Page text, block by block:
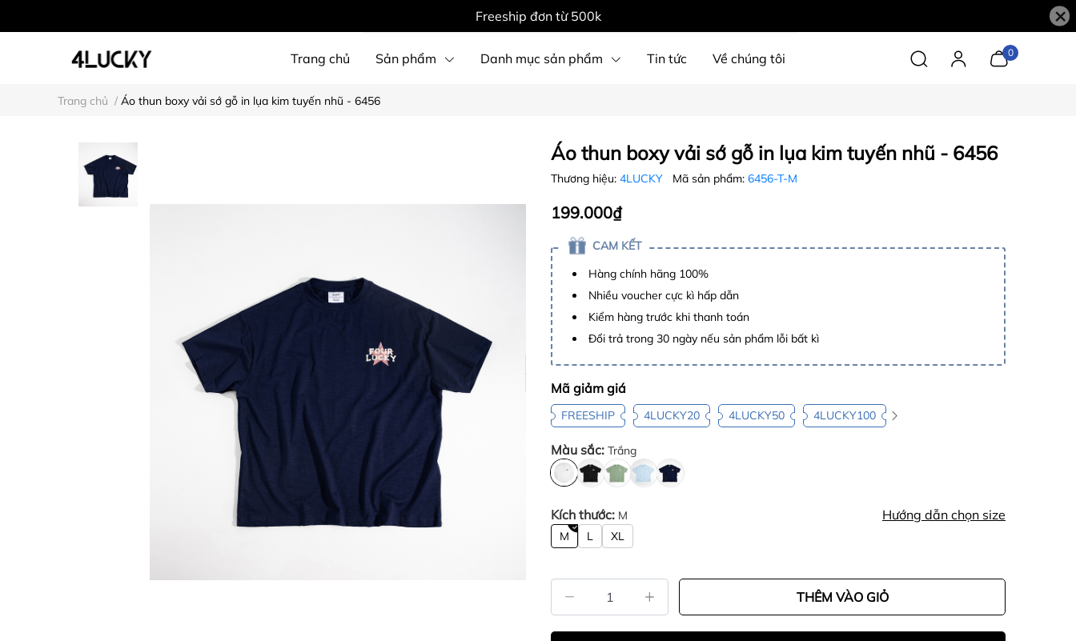
Freeship đơn từ 500k ×
Trang chủ Sản phẩm Danh mục sản phẩm Tin tức Về chúng tôi 0
Trang chủ / Áo thun boxy vải sớ gỗ in lụa kim tuyến nhũ - 6456
Áo thun boxy vải sớ gỗ in lụa kim tuyến nhũ - 6456
Thương hiệu: 4LUCKY Mã sản phẩm: 6456-T-M
199.000₫
CAM KẾT
Hàng chính hãng 100%
Nhiều voucher cực kì hấp dẫn
Kiểm hàng trước khi thanh toán
Đổi trả trong 30 ngày nếu sản phẩm lỗi bất kì
Mã giảm giá
FREESHIP 4LUCKY20 4LUCKY50 4LUCKY100
Màu sắc: Trắng
Kích thước: M Hướng dẫn chọn size
M L XL
THÊM VÀO GIỎ